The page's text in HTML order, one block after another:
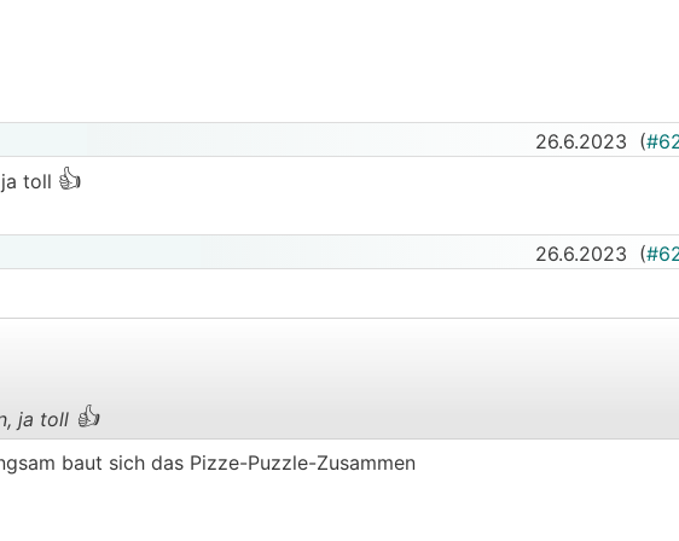
26.6.2023 (
toll 👍
26.6.2023 (
..
ja toll 👍
baut sich das Pizze-Puzzle-Zusammen